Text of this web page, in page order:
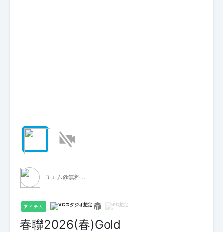
ユエム@無料VCI配布
アイテム
春聯2026(春)Gold